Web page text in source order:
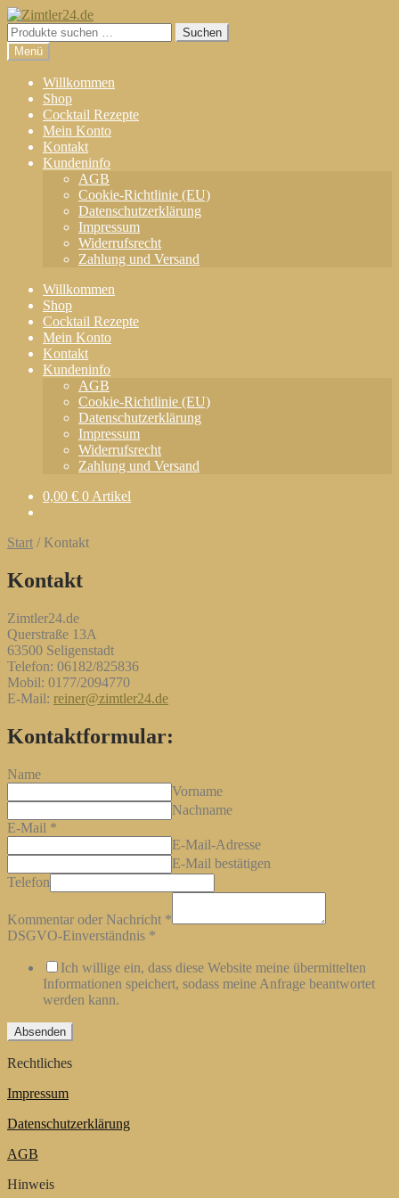
Zur
Navigation
springen
Zum
Inhalt
springen
Suchen
nach:
Suchen
Menü
Willkommen
Shop
Cocktail Rezepte
Mein Konto
Kontakt
Kundeninfo
AGB
Cookie-Richtlinie (EU)
Datenschutzerklärung
Impressum
Widerrufsrecht
Zahlung und Versand
Willkommen
Shop
Cocktail Rezepte
Mein Konto
Kontakt
Kundeninfo
AGB
Cookie-Richtlinie (EU)
Datenschutzerklärung
Impressum
Widerrufsrecht
Zahlung und Versand
0,00 € 0 Artikel
Start / Kontakt
Kontakt
Zimtler24.de
Querstraße 13A
63500 Seligenstadt
Telefon: 06182/825836
Mobil: 0177/2094770
E-Mail: reiner@zimtler24.de
Kontaktformular:
Name
Vorname
Nachname
E-Mail *
E-Mail-Adresse
E-Mail bestätigen
Telefon
Kommentar oder Nachricht *
DSGVO-Einverständnis *
Ich willige ein, dass diese Website meine übermittelten
Informationen speichert, sodass meine Anfrage beantwortet
werden kann.
Absenden
Rechtliches
Impressum
Datenschutzerklärung
AGB
Hinweis